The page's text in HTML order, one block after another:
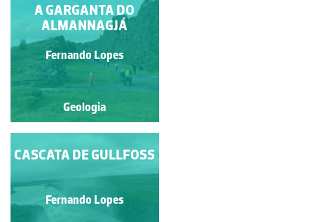
BRECHA VULCÂNICA
DA PAPÔA (PENICHE)
Luís Duarte
Geologia
A GARGANTA DO
ALMANNAGJÁ
Fernando Lopes
Geologia
CASCATA DE
Fernando Lopes
CASCATA DE GULLFOSS
Fernando Lopes